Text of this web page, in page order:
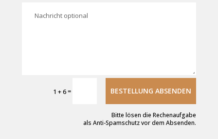
1 + 6= BESTELLUNG ABSENDEN
Bitte lösen die Rechenaufgabe
als Anti-Spamschutz vor dem Absenden.